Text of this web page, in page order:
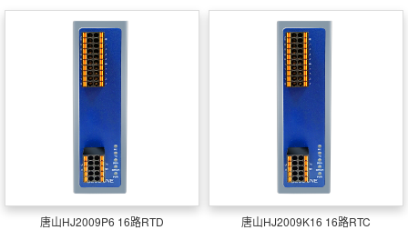
唐山HJ2009P6 16路RTD 唐山HJ2009K16 16路RTC